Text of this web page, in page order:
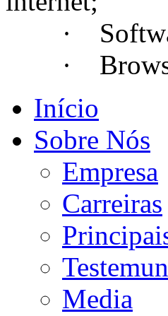
· Software
· Browser:
Início
Sobre Nós
Empresa
Carreiras
Media